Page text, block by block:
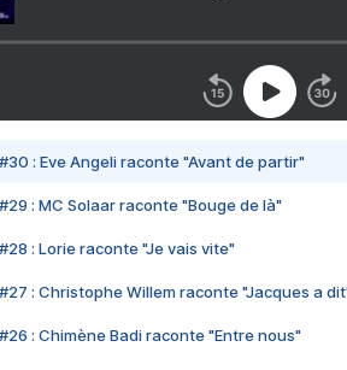
#30 : Eve Angeli raconte "Avant de partir"
#29 : MC Solaar raconte "Bouge de là"
#28 : Lorie raconte "Je vais vite"
#27 : Christophe Willem raconte "Jacques a
#26 : Chimène Badi raconte "Entre nous"